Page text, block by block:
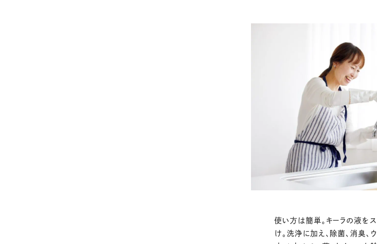
使い方は簡単。キーラの液を
け。洗浄に加え、除菌、消臭